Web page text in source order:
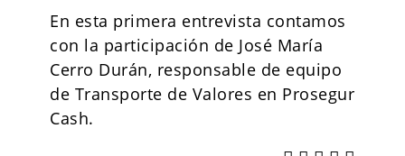
En esta primera entrevista contamos
con la participación de José María
Cerro Durán, responsable de equipo
de Transporte de Valores en Prosegur
Cash.